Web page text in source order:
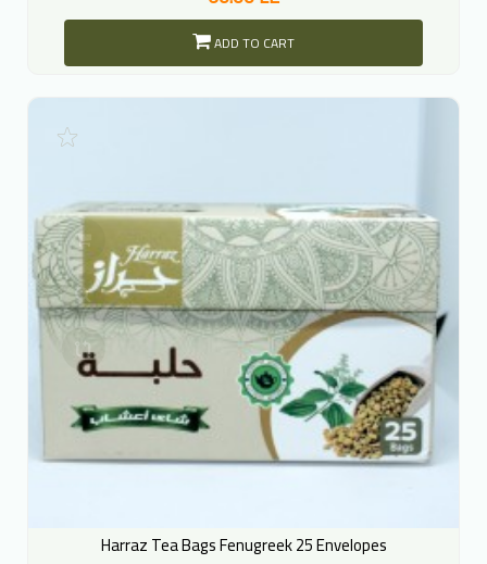
ADD TO CART
Harraz Tea Bags Fenugreek 25 Envelopes